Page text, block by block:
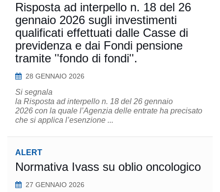
Risposta ad interpello n. 18 del 26
gennaio 2026 sugli investimenti
qualificati effettuati dalle Casse di
previdenza e dai Fondi pensione
tramite ''fondo di fondi''.
28 GENNAIO 2026
Si segnala
la Risposta ad interpello n. 18 del 26 gennaio
2026 con la quale l’Agenzia delle entrate ha precisato
che si applica l’esenzione ...
ALERT
Normativa Ivass su oblio oncologico
27 GENNAIO 2026